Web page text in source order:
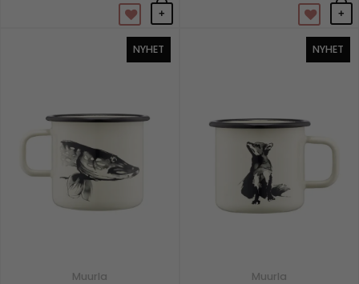
+ +
NYHET
Muurla
NYHET
Muurla